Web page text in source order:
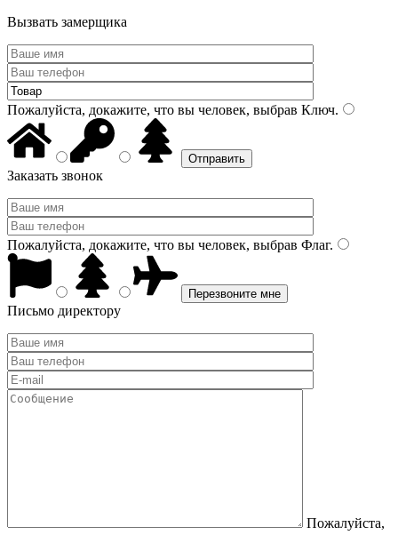
Вызвать замерщика
Пожалуйста, докажите, что вы человек, выбрав Ключ.
Заказать звонок
Пожалуйста, докажите, что вы человек, выбрав Флаг.
Письмо директору
Пожалуйста,